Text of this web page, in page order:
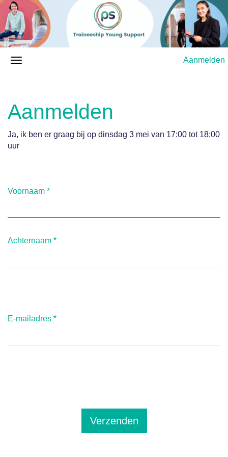
Aanmelden
Aanmelden
Ja, ik ben er graag bij op dinsdag 3 mei van 17:00 tot 18:00
uur
Voornaam *
Achternaam *
E-mailadres *
Verzenden